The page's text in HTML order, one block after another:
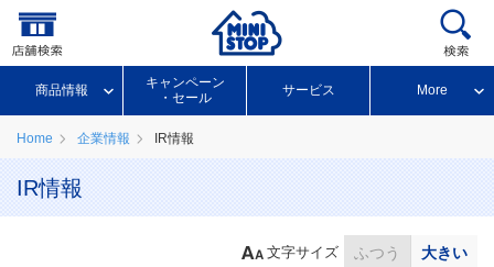
商品情報
キャンペーン
・セール
サービス More
Home 企業情報 IR情報
IR情報
文字サイズ ふつう 大きい